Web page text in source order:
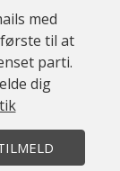
med
til at
parti.
dig